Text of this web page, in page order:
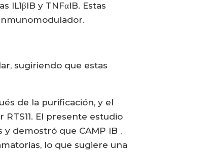
IL1βIB y TNFαIB. Estas
sugiriendo que estas
de la purificación, y el
El presente estudio
demostró que CAMP IB ,
lo que sugiere una